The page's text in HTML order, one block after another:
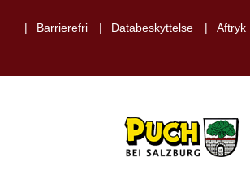
Barrierefri Databeskyttelse Aftryk